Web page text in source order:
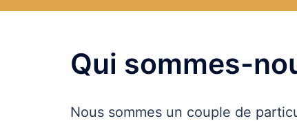
Qui sommes-
Nous sommes un couple de